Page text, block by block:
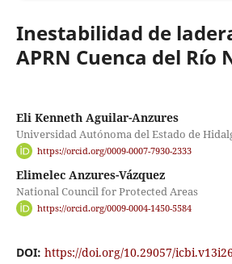
Inestabilidad de
APRN Cuenca del R´ıo
Eli Kenneth Aguilar-Anzures
Universidad Autónoma del Estado de
https://orcid.org/0009-0007-7930-2333
Elimelec Anzures-Vázquez
National Council for Protected Areas
https://orcid.org/0009-0004-1450-5584
DOI: https://doi.org/10.29057/